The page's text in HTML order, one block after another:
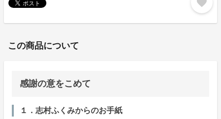
favorite
この商品について
感謝の意をこめて
１．志村ふくみからのお手紙